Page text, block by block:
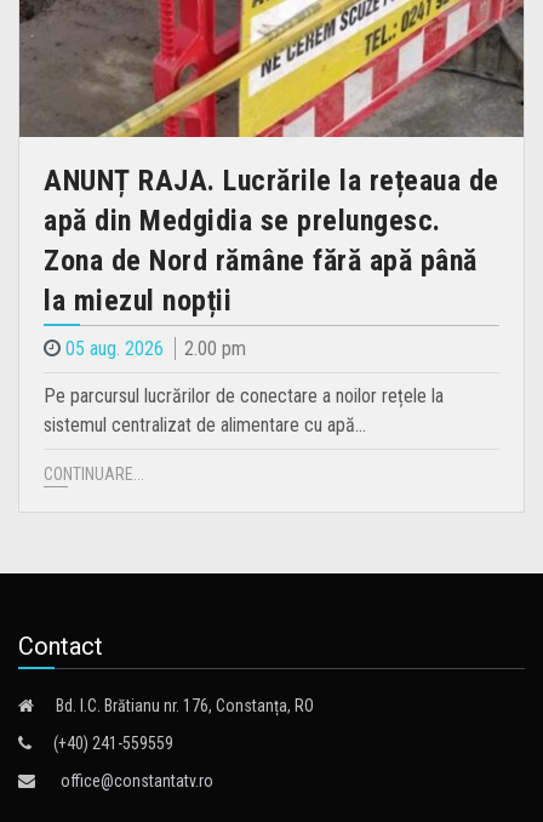
ANUNȚ RAJA. Lucrările la rețeaua de
apă din Medgidia se prelungesc.
Zona de Nord rămâne fără apă până
la miezul nopții
05 aug. 2026 2.00 pm
Pe parcursul lucrărilor de conectare a noilor rețele la
sistemul centralizat de alimentare cu apă…
CONTINUARE...
Contact
Bd. I.C. Brătianu nr. 176, Constanța, RO
(+40) 241-559559
office@constantatv.ro